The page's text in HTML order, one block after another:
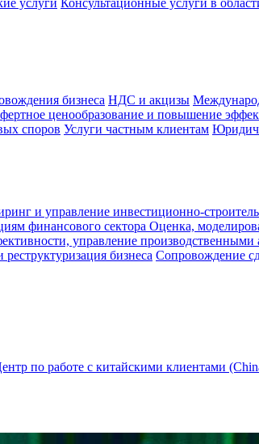
услуги Консультационные услуги в
бизнеса НДС и акцизы
ценообразование и повышение
споров Услуги частным клиентам
и управление инвестиционно-
финансового сектора Оценка,
управление производственными
бизнеса Сопровождение
по работе с китайскими клиентами